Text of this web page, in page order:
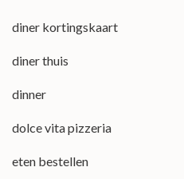
diner kortingskaart
diner thuis
dinner
dolce vita pizzeria
eten bestellen